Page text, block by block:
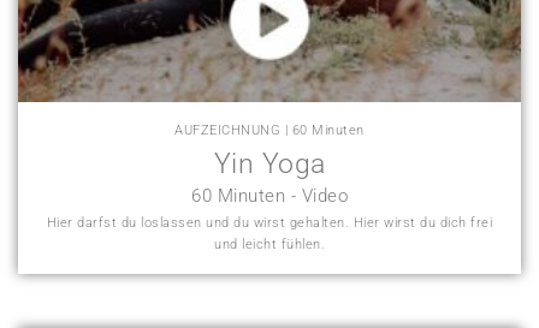
AUFZEICHNUNG | 60 Minuten
Yin Yoga
60 Minuten - Video
Hier darfst du loslassen und du wirst gehalten. Hier wirst du dich frei
und leicht fühlen.